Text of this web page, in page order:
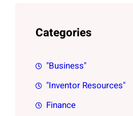
Categories
"Business"
"Inventor Resources"
Finance